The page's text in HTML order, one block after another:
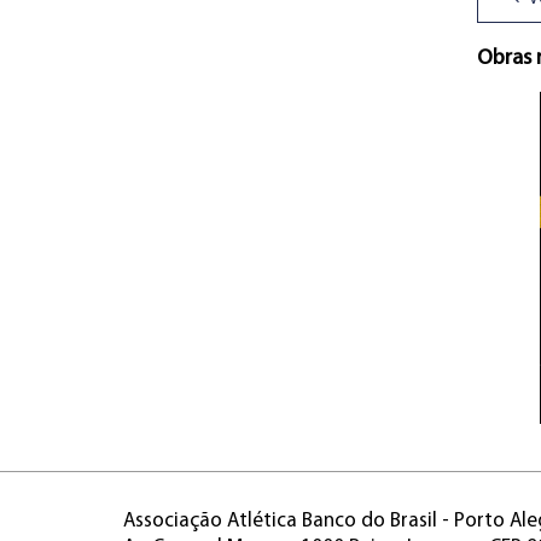
Obras
Associação Atlética Banco do Brasil - Porto